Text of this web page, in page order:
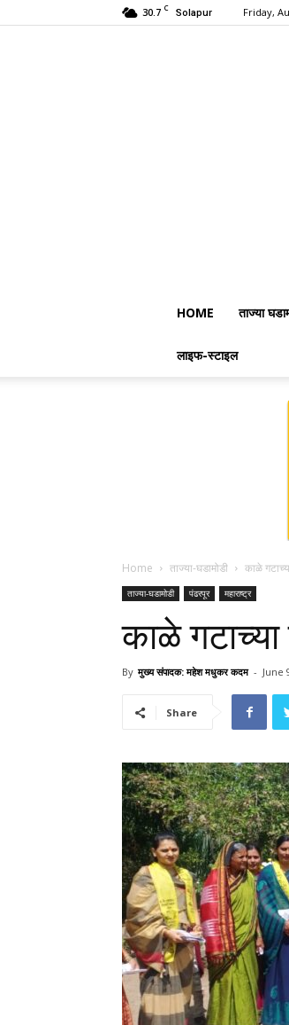
30.7 C Solapur Friday,
HOME ताज्या
लाइफ-स्टाइल
Home ताज्या-घडामोडी काळे
ताज्या-घडामोडी पंढरपूर महाराष्ट्र
काळे गटाच्या
By मुख्य संपादक: महेश मधुकर कदम - June
Share